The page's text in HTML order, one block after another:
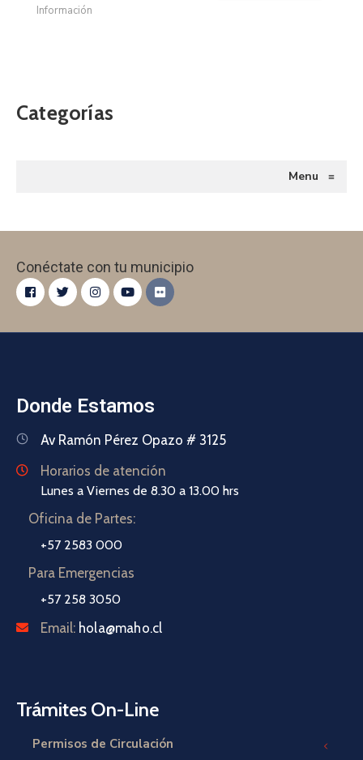
Información
Categorías
Menu ≡
Conéctate con tu municipio
Donde Estamos
Av Ramón Pérez Opazo # 3125
Horarios de atención
Lunes a Viernes de 8.30 a 13.00 hrs
Oficina de Partes:
+57 2583 000
Para Emergencias
+57 258 3050
Email: hola@maho.cl
Trámites On-Line
Permisos de Circulación